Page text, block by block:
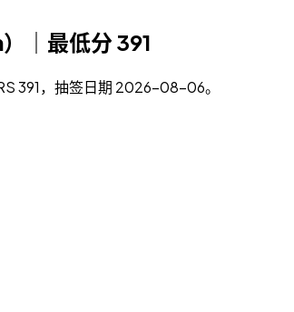
｜最低分 391
391，抽签日期 2026-08-06。